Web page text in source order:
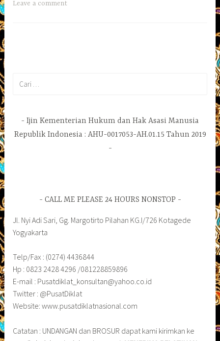
Leave a comment
Ijin Kementerian Hukum dan Hak Asasi Manusia
Republik Indonesia : AHU-0017053-AH.01.15 Tahun 2019
CALL ME PLEASE 24 HOURS NONSTOP
Jl. Nyi Adi Sari, Gg. Margotirto Pilahan KG.I/726 Kotagede
Yogyakarta
Telp/Fax : (0274) 4436844
Hp : 0823 2428 4296 /081228859896
E-mail : Pusatdiklat_konsultan@yahoo.co.id
Twitter : @PusatDiklat
Website: www.pusatdiklatnasional.com
Catatan : UNDANGAN dan BROSUR dapat kami kirimkan ke